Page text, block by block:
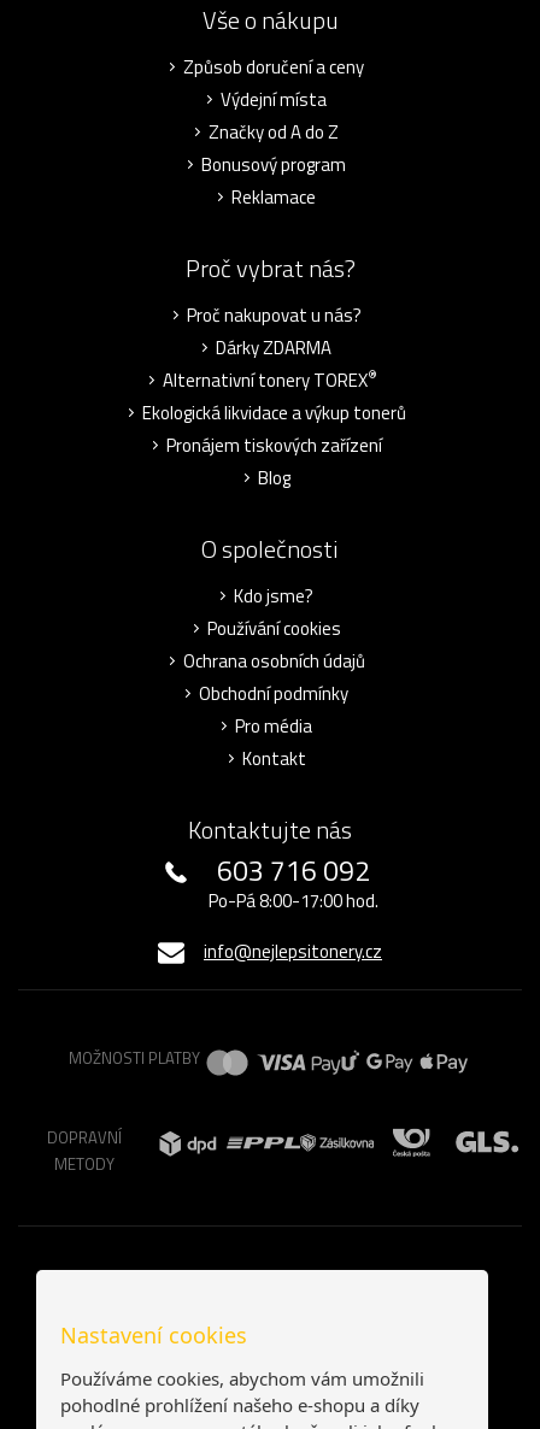
Vše o nákupu
Způsob doručení a ceny
Výdejní místa
Značky od A do Z
Bonusový program
Reklamace
Proč vybrat nás?
Proč nakupovat u nás?
Dárky ZDARMA
Alternativní tonery TOREX®
Ekologická likvidace a výkup tonerů
Pronájem tiskových zařízení
Blog
O společnosti
Kdo jsme?
Používání cookies
Ochrana osobních údajů
Obchodní podmínky
Pro média
Kontakt
Kontaktujte nás
603 716 092
Po-Pá 8:00-17:00 hod.
info@nejlepsitonery.cz
MOŽNOSTI PLATBY
DOPRAVNÍ
METODY
Nastavení cookies
Používáme cookies, abychom vám umožnili
pohodlné prohlížení našeho e-shopu a díky